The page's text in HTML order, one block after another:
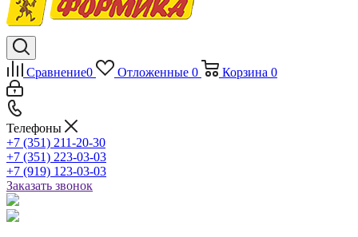
Сравнение0 Отложенные 0 Корзина 0
Телефоны
+7 (351) 211-20-30
+7 (351) 223-03-03
+7 (919) 123-03-03
Заказать звонок